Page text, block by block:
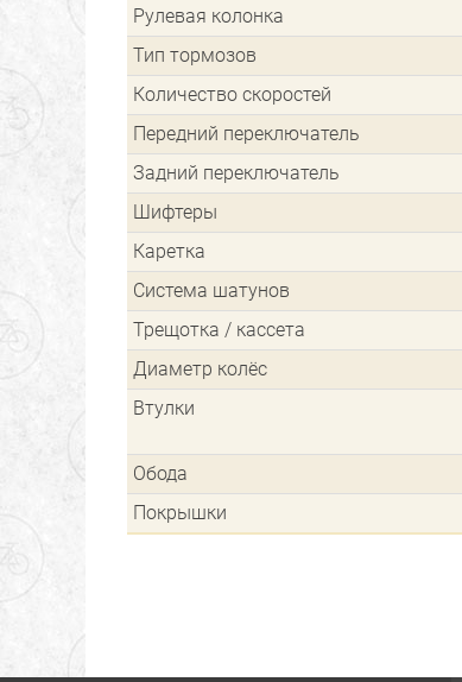
Рулевая колонка
Тип тормозов
Количество скоростей
Передний переключатель
Задний переключатель
Шифтеры
Каретка
Система шатунов
Трещотка / кассета
Диаметр колёс
Втулки
Обода
Покрышки